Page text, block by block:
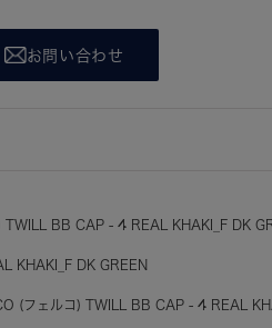
お問い合わせ
TWILL BB CAP - 4 REAL KHAKI_F DK
KHAKI_F DK GREEN
(フェルコ) TWILL BB CAP - 4 REAL